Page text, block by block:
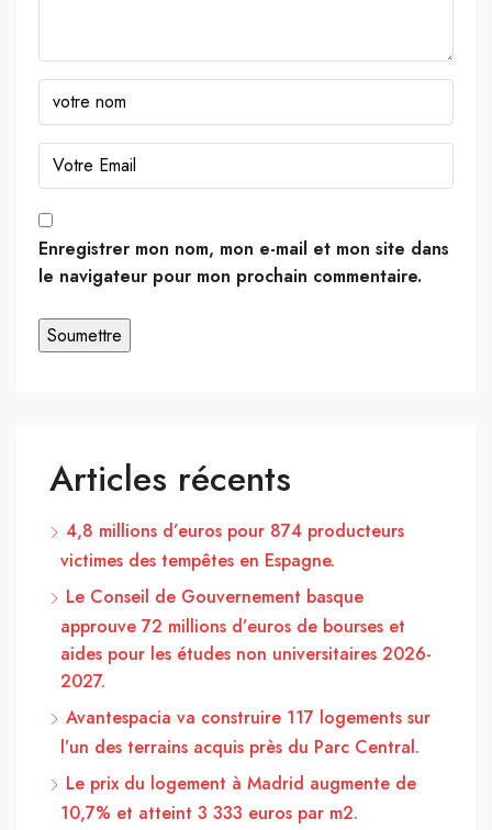
Enregistrer mon nom, mon e-mail et mon site dans
le navigateur pour mon prochain commentaire.
Articles récents
4,8 millions d’euros pour 874 producteurs
victimes des tempêtes en Espagne.
Le Conseil de Gouvernement basque
approuve 72 millions d’euros de bourses et
aides pour les études non universitaires 2026-
2027.
Avantespacia va construire 117 logements sur
l’un des terrains acquis près du Parc Central.
Le prix du logement à Madrid augmente de
10,7% et atteint 3 333 euros par m2.